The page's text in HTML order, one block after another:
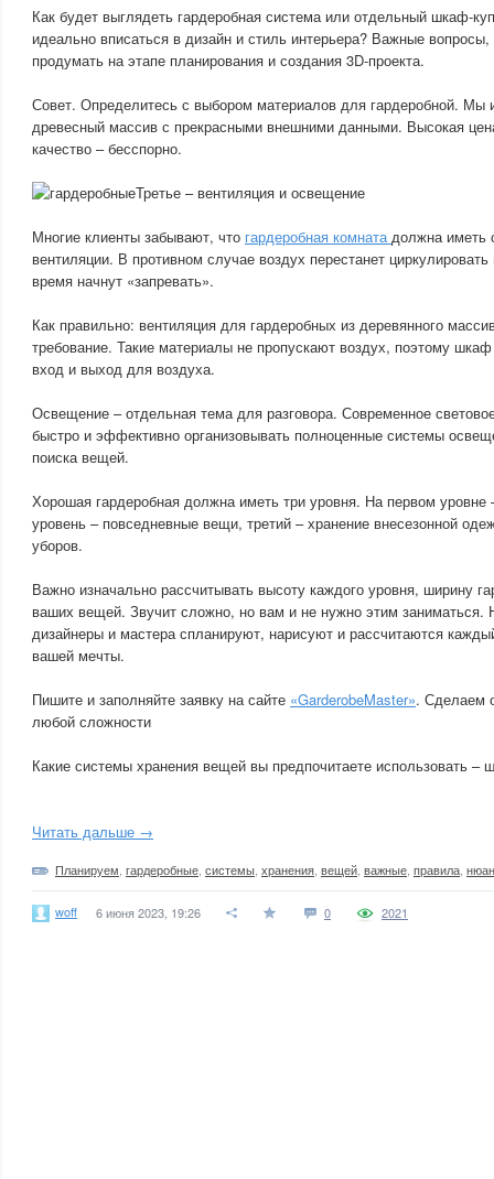
Как будет выглядеть гардеробная система или отдельный шкаф-
идеально вписаться в дизайн и стиль интерьера? Важные
продумать на этапе планирования и создания 3D-проекта.
Совет. Определитесь с выбором материалов для гардеробной. Мы
древесный массив с прекрасными внешними данными. Высокая
качество – бесспорно.
Третье – вентиляция и освещение
Многие клиенты забывают, что гардеробная комнатадолжна иметь
вентиляции. В противном случае воздух перестанет
время начнут «запревать».
Как правильно: вентиляция для гардеробных из деревянного
требование. Такие материалы не пропускают воздух, поэтому
вход и выход для воздуха.
Освещение – отдельная тема для разговора. Современное
быстро и эффективно организовывать полноценные системы
поиска вещей.
Хорошая гардеробная должна иметь три уровня. На первом уровне
уровень – повседневные вещи, третий – хранение внесезонной
уборов.
Важно изначально рассчитывать высоту каждого уровня, ширину
ваших вещей. Звучит сложно, но вам и не нужно этим заниматься.
дизайнеры и мастера спланируют, нарисуют и рассчитаются
вашей мечты.
Пишите и заполняйте заявку на сайте «GarderobeMaster». Сделаем
любой сложности
Какие системы хранения вещей вы предпочитаете использовать –
Читать дальше →
Планируем гардеробные системы хранения вещей важные правила
woff 6 июня 2023, 19:26 0 2021